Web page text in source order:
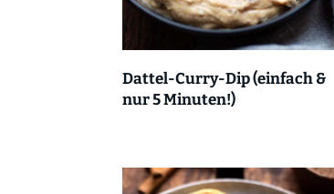
Dattel-Curry-Dip (einfach &
nur 5 Minuten!)